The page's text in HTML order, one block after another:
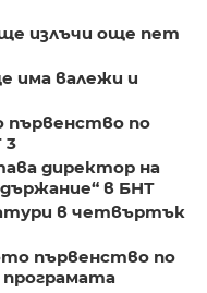
излъчи още пет
има валежи и
първенство по
3
директор на
в БНТ
в четвъртък
първенство по